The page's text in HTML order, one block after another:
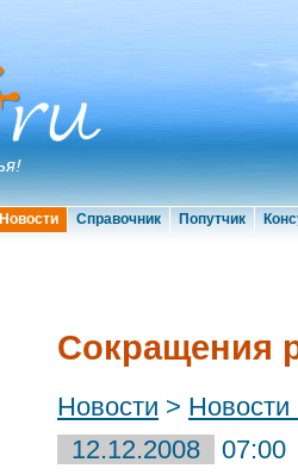
Новости Справочник Попутчик
Сокращения
Новости > Новости
12.12.2008
07:00